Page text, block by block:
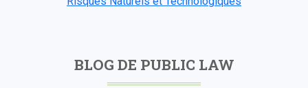
BLOG DE PUBLIC LAW